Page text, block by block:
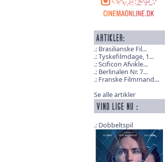
Brasilianske Fil...
Tyskefilmdage, 1...
Scificon Afvikle...
Berlinalen Nr. 7...
Franske Filmmand...
Se alle artikler
Dobbeltspil